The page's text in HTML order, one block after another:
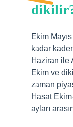
Ekim
kadar
Haziran ile
Ekim ve
zaman
Hasat
ayları